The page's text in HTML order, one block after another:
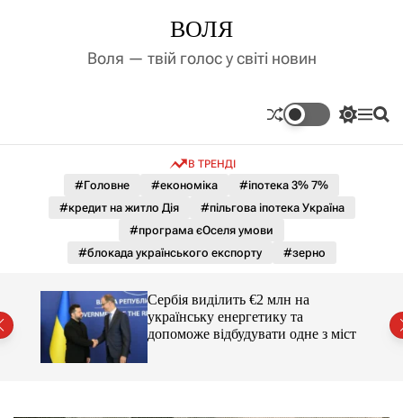
д
ВОЛЯ
Воля — твій голос у світі новин
П
м
к
к
р
М П
В ТРЕНДІ
#Головне #економіка
#іпотека 3% 7%
#кредит на житло Дія
#пільгова іпотека Україна
#програма єОселя умови
#блокада українського експорту
#зерно
Сербія виділить €2 млн на
українську енергетику та
допоможе відбудувати одне з міст